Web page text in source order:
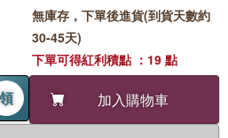
領 加入購物車
無庫存，下單後進貨(到貨天數約
30-45天)
下單可得紅利積點 ：19 點